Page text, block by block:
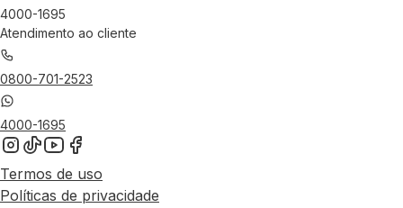
4000-1695
Atendimento ao cliente
0800-701-2523
4000-1695
Termos de uso
Políticas de privacidade